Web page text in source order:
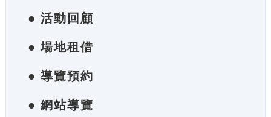
● 活動回顧
● 場地租借
● 導覽預約
● 網站導覽